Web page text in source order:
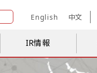
English 中文
IR情報